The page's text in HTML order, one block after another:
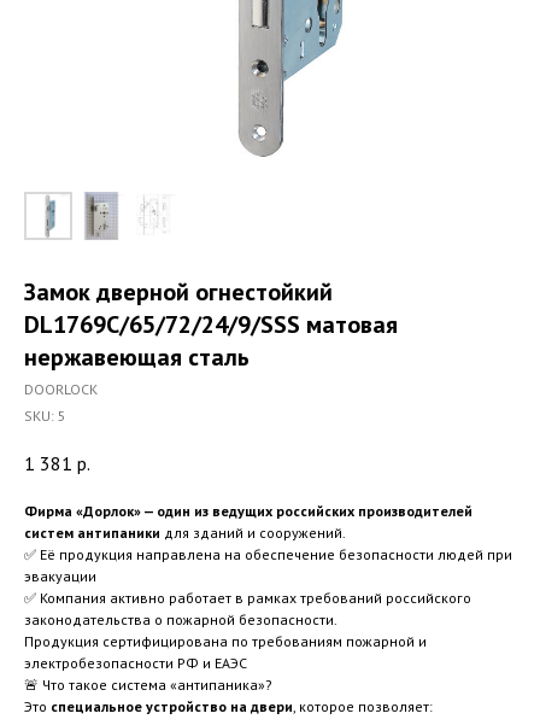
Замок дверной огнестойкий
DL1769С/65/72/24/9/SSS матовая
нержавеющая сталь
DOORLOCK
SKU: 5
1 381 р.
Фирма «Дорлок» — один из ведущих российских производителей
систем антипаники для зданий и сооружений.
✅ Её продукция направлена на обеспечение безопасности людей при
эвакуации
✅ Компания активно работает в рамках требований российского
законодательства о пожарной безопасности.
Продукция сертифицирована по требованиям пожарной и
электробезопасности РФ и ЕАЭС
🚨 Что такое система «антипаника»?
Это специальное устройство на двери , которое позволяет: